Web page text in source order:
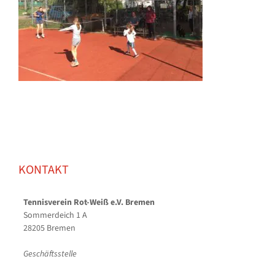
KONTAKT
Tennisverein Rot-Weiß e.V. Bremen
Sommerdeich 1 A
28205 Bremen
Geschäftsstelle